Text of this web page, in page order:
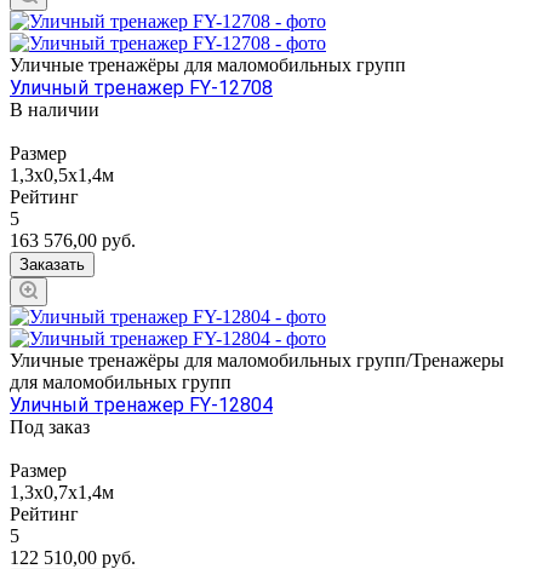
Уличные тренажёры для маломобильных групп
Уличный тренажер FY-12708
В наличии
Размер
1,3х0,5х1,4м
Рейтинг
5
163 576,00 руб.
Заказать
Уличные тренажёры для маломобильных групп/Тренажеры
для маломобильных групп
Уличный тренажер FY-12804
Под заказ
Размер
1,3х0,7х1,4м
Рейтинг
5
122 510,00 руб.